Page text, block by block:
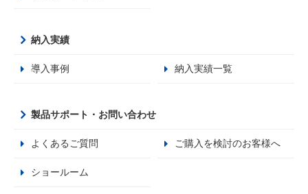
納入実績
導入事例 納入実績一覧
製品サポート・お問い合わせ
よくあるご質問 ご購入を検討のお客様へ
ショールーム